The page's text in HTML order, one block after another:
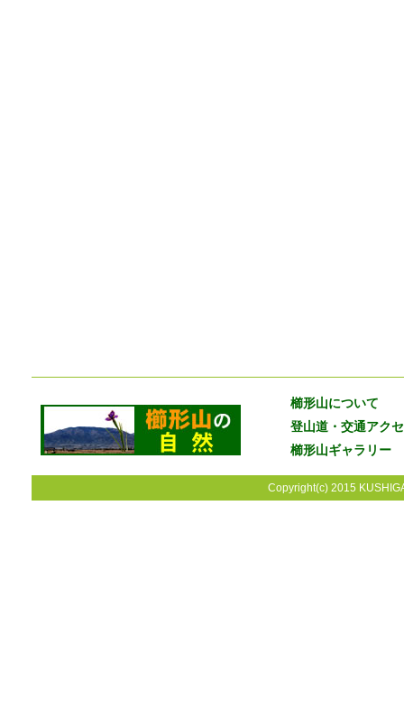
櫛形山について
登山道・交通アク
櫛形山ギャラリー
Copyright(c) 2015